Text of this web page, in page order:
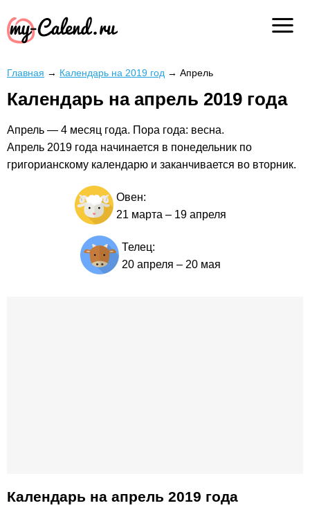
Главная → Календарь на 2019 год → Апрель
Календарь на апрель 2019 года
Апрель — 4 месяц года. Пора года: весна.
Апрель 2019 года начинается в понедельник по
григорианскому календарю и заканчивается во вторник.
Овен:
21 марта – 19 апреля
Телец:
20 апреля – 20 мая
Календарь на апрель 2019 года